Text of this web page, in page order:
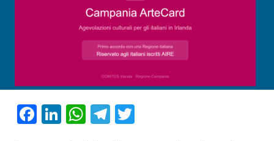
Facebook
LinkedIn
WhatsApp
Telegram